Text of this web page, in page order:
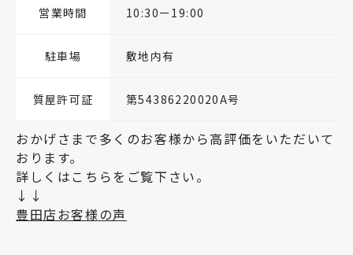
営業時間 10:30ー19:00
駐車場 敷地内有
質屋許可証 第54386220020A号
おかげさまで多くのお客様から高評価をいただいて
おります。
詳しくはこちらをご覧下さい。
↓↓
豊田店お客様の声